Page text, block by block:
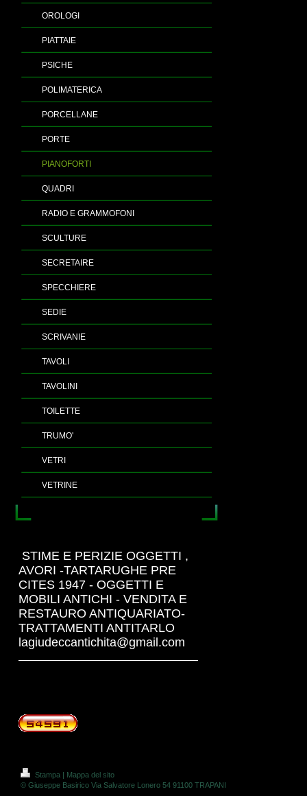
OROLOGI
PIATTAIE
PSICHE
POLIMATERICA
PORCELLANE
PORTE
PIANOFORTI
QUADRI
RADIO E GRAMMOFONI
SCULTURE
SECRETAIRE
SPECCHIERE
SEDIE
SCRIVANIE
TAVOLI
TAVOLINI
TOILETTE
TRUMO'
VETRI
VETRINE
STIME E PERIZIE OGGETTI ,
AVORI -TARTARUGHE PRE
CITES 1947 - OGGETTI E
MOBILI ANTICHI - VENDITA E
RESTAURO ANTIQUARIATO-
TRATTAMENTI ANTITARLO
lagiudeccantichita@gmail.com
Stampa | Mappa del sito
© Giuseppe Basirico Via Salvatore Lonero 54 91100 TRAPANI